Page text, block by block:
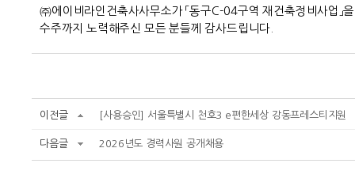
㈜에이비라인건축사사무소가「동구C-04구역 재건축정비사업 」을
수주까지 노력해주신 모든 분들께 감사드립니다
이전글 [사용승인] 서울특별시 천호3 e편한세상 강동프레스티지원
다음글 2026년도 경력사원 공개채용